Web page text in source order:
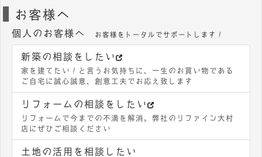
お客様へ
個人のお客様へ お客様をトータルでサポートします！
新築の相談をしたい
家を建てたい！と言うお気持ちに、一生のお買い物である
ご自宅に誠心誠意、創意工夫でお応え致します
リフォームの相談をしたい
リフォームで今までの不満を解消。弊社のリファイン大村
店にぜひご相談ください
土地の活用を相談したい